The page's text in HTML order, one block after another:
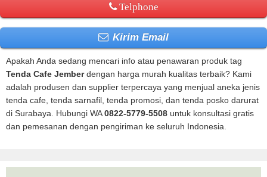
Telphone
Kirim Email
Apakah Anda sedang mencari info atau penawaran produk tag
Tenda Cafe Jemberdengan harga murah kualitas terbaik? Kami
adalah produsen dan supplier terpercaya yang menjual aneka jenis
tenda cafe, tenda sarnafil, tenda promosi, dan tenda posko darurat
di Surabaya. Hubungi WA0822-5779-5508 untuk konsultasi gratis
dan pemesanan dengan pengiriman ke seluruh Indonesia.